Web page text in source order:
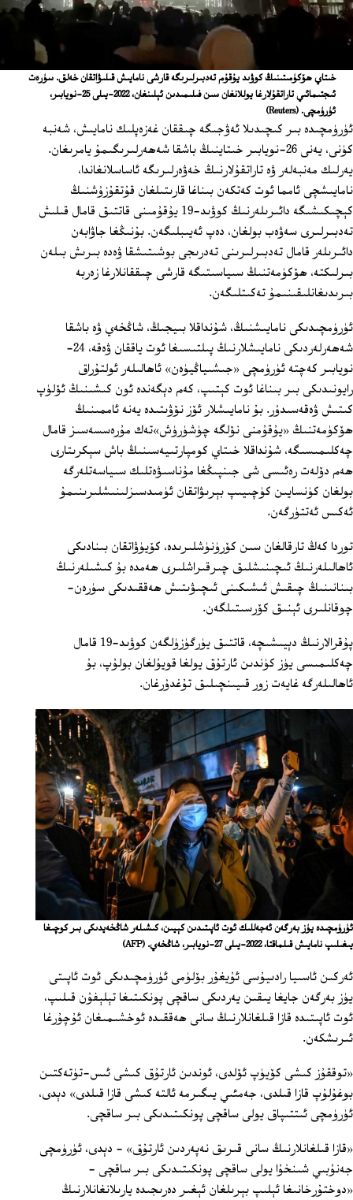
خىتاي ھۆكۈمىتىنىڭ كوۋىد يۇقۇم تەدبىرلىرىگە قارشى نامايىش قىلىۋاتقان خەلق. سۈرەت
ئىجتىمائىي تاراتقۇلارغا يوللانغان سىن فىلىمىدىن ئېلىنغان، 2022-يىلى 25-نويابىر،
ئۈرۈمچى.(Reuters)
ئۈرۈمچىدە بىر كىچىدىلا ئەۋجىگە چىققان غەزەپلىك نامايىش، شەنبە
كۈنى، يەنى 26-نويابىر خىتاينىڭ باشقا شەھەرلىرىگىمۇ يامرىغان.
يەرلىك مەنبەلەر ۋە تاراتقۇلارنىڭ خەۋەرلىرىگە ئاساسلانغاندا،
نامايىشچى ئامما ئوت كەتكەن بىناغا قارىتىلغان قۇتقۇزۇشنىڭ
كېچىكىشىگە دائىرىلەرنىڭ كوۋىد-19 يۇقۇمىنى قاتتىق قامال قىلىش
تەدبىرلىرى سەۋەب بولغان، دەپ ئەيىبلىگەن. بۇنىڭغا جاۋابەن
دائىرىلەر قامال تەدبىرلىرىنى تەدرىجى بوشىتىشقا ۋەدە بىرىش بىلەن
بىرلىكتە، ھۆكۈمەتنىڭ سىياسىتىگە قارشى چىققانلارغا زەربە
بىرىدىغانلىقىنىمۇ تەكىتلىگەن.
ئۈرۈمچىدىكى نامايىشنىڭ، شۇنداقلا بىيجىڭ، شاڭخەي ۋە باشقا
شەھەرلەردىكى نامايىشلارنىڭ پىلتىسىغا ئوت ياققان ۋەقە، 24-
نويابىر كەچتە ئۈرۈمچى «جىشىياڭيۈەن» ئاھالىلەر ئولتۇراق
رايونىدىكى بىر بىناغا ئوت كېتىپ، كەم دېگەندە ئون كىشىنىڭ ئۆلۈپ
كىتىش ۋەقەسىدۇر. بۇ نامايىشلار ئۆز نۆۋىتىدە يەنە ئاممىنىڭ
ھۆكۈمەتنىڭ «يۇقۇمنى نۆلگە چۈشۈرۈش»تەك مۇرەسسەسىز قامال
چەكلىمىسىگە، شۇنداقلا خىتاي كومپارتىيەسىنىڭ باش سېكرىتارى
ھەم دۆلەت رەئىسى شى جىنپىڭغا مۇناسىۋەتلىك سىياسەتلەرگە
بولغان كۈنسايىن كۈچىيىپ بېرىۋاتقان ئۈمىدسىزلىنىشلىرىنىمۇ
ئەكىس ئەتتۈرگەن.
توردا كەڭ تارقالغان سىن كۆرۈنۈشلىرىدە، كۆيۈۋاتقان بىنادىكى
ئاھالىلەرنىڭ ئىچىنىشلىق چىرقىراشلىرى ھەمدە بۇ كىشىلەرنىڭ
بىنانىنىڭ چىقىش ئىشىكىنى ئىچىۋىتىش ھەققىدىكى سۈرەن-
چوقانلىرى ئېنىق كۆرسىتىلگەن.
پۇقرالارنىڭ دېيىشىچە، قاتتىق يۈرگۈزۈلگەن كوۋىد-19 قامال
چەكلىمىسى يۈز كۈندىن ئارتۇق يولغا قويۇلغان بولۇپ، بۇ
ئاھالىلەرگە غايەت زور قىيىنچىلىق تۇغدۇرغان.
ئۈرۈمچىدە يۈز بەرگەن ئەجەللىك ئوت ئاپىتىدىن كېيىن، كىشىلەر شاڭخەيدىكى بىر كوچىغا
يىغىلىپ نامايىش قىلماقتا، 2022-يىلى 27-نويابىر، شاڭخەي.
(AFP)
ئەركىن ئاسىيا رادىيۇسى ئۇيغۇر بۆلۈمى ئۈرۈمچىدىكى ئوت ئاپىتى
يۈز بەرگەن جايغا يىقىن يەردىكى ساقچى پونكىتىغا تېلېفۇن قىلىپ،
ئوت ئاپىتىدە قازا قىلغانلارنىڭ سانى ھەققىدە ئوخشىمىغان ئۇچۇرغا
ئىرىشكەن.
«توققۇز كىشى كۆيۈپ ئۆلدى، ئوندىن ئارتۇق كىشى ئىس-تۈتەكتىن
بوغۇلۇپ قازا قىلدى، جەمئىي يىگىرمە ئالتە كىشى قازا قىلدى» دېدى،
ئۈرۈمچى ئىتتىپاق يولى ساقچى پونكىتىدىكى بىر ساقچى.
«قازا قىلغانلارنىڭ سانى قىرىق نەپەردىن ئارتۇق» - دېدى، ئۈرۈمچى
جەنۇبىي شىنخۇا يولى ساقچى پونكىتىدىكى بىر ساقچى -
«دوختۇرخانىغا ئېلىپ بېرىلغان ئېغىر دەرىجىدە يارىلانغانلارنىڭ